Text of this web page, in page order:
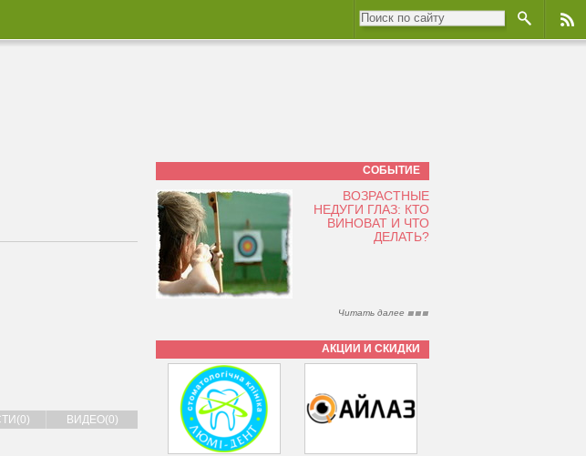
ВИДЕО(0)
СОБЫТИЕ
ВОЗРАСТНЫЕ
НЕДУГИ ГЛАЗ: КТО
ВИНОВАТ И ЧТО
ДЕЛАТЬ?
Читать далее
АКЦИИ И СКИДКИ